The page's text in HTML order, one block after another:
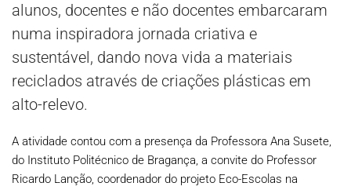
alunos, docentes e não docentes embarcaram
numa inspiradora jornada criativa e
sustentável, dando nova vida a materiais
reciclados através de criações plásticas em
alto-relevo.
A atividade contou com a presença da Professora Ana Susete,
do Instituto Politécnico de Bragança, a convite do Professor
Ricardo Lanção, coordenador do projeto Eco-Escolas na